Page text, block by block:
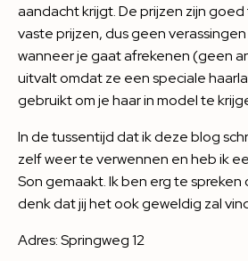
aandacht krijgt. De prijzen zijn
vaste prijzen, dus geen
wanneer je gaat afrekenen (geen
uitvalt omdat ze een speciale
gebruikt om je haar in model te
In de tussentijd dat ik deze blog
zelf weer te verwennen en heb ik
Son gemaakt. Ik ben erg te spreken
denk dat jij het ook geweldig zal
Adres: Springweg 12